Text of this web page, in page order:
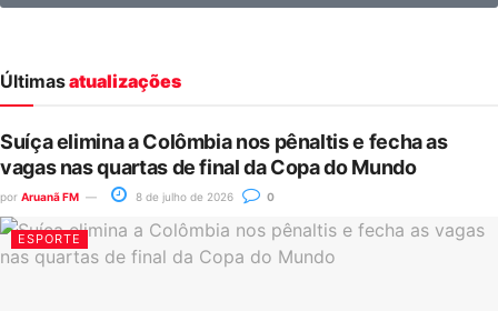
Últimasatualizações
Suíça elimina a Colômbia nos pênaltis e fecha as
vagas nas quartas de final da Copa do Mundo
por Aruanã FM 8 de julho de 2026 0
ESPORTE